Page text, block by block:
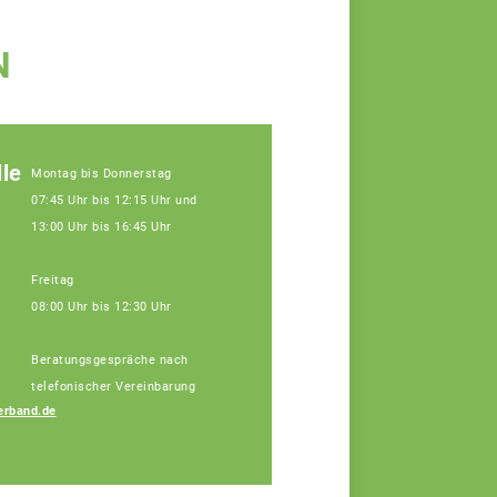
Montag bis Donnerstag
07:45 Uhr bis 12:15 Uhr und
13:00 Uhr bis 16:45 Uhr
Freitag
08:00 Uhr bis 12:30 Uhr
Beratungsgespräche nach
telefonischer Vereinbarung